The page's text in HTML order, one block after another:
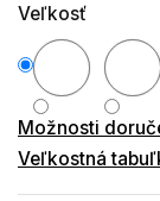
Veľkosť
Možnosti
Veľkostná